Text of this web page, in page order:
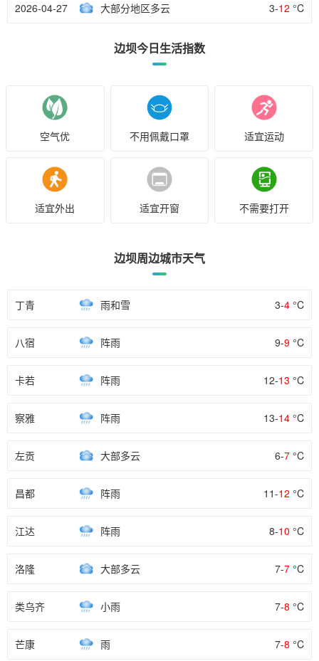
2026-04-27 大部分地区多云 3-12 °C
边坝今日生活指数
空气优 不用佩戴口罩 适宜运动
适宜外出 适宜开窗 不需要打开
边坝周边城市天气
丁青 雨和雪 3-4 °C
八宿 阵雨 9-9 °C
卡若 阵雨 12-13 °C
察雅 阵雨 13-14 °C
左贡 大部多云 6-7 °C
昌都 阵雨 11-12 °C
江达 阵雨 8-10 °C
洛隆 大部多云 7-7 °C
类乌齐 小雨 7-8 °C
芒康 雨 7-8 °C